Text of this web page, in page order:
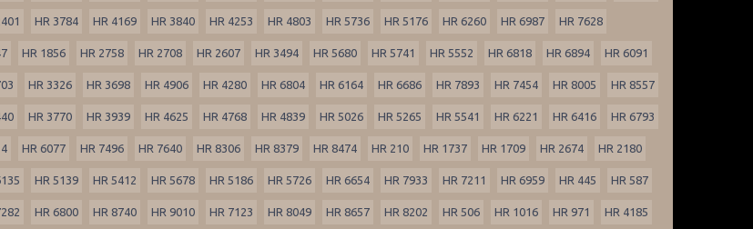
HR 3784 HR 4169 HR 3840 HR 4253 HR 4803 HR 5736 HR 5176 HR 6260 HR 6987 HR 7628
HR 1856 HR 2758 HR 2708 HR 2607 HR 3494 HR 5680 HR 5741 HR 5552 HR 6818 HR 6894 HR 6091
HR 3326 HR 3698 HR 4906 HR 4280 HR 6804 HR 6164 HR 6686 HR 7893 HR 7454 HR 8005 HR 8557
HR 3770 HR 3939 HR 4625 HR 4768 HR 4839 HR 5026 HR 5265 HR 5541 HR 6221 HR 6416 HR 6793
HR 6077 HR 7496 HR 7640 HR 8306 HR 8379 HR 8474 HR 210 HR 1737 HR 1709 HR 2674 HR 2180
HR 5139 HR 5412 HR 5678 HR 5186 HR 5726 HR 6654 HR 7933 HR 7211 HR 6959 HR 445 HR 587
HR 6800 HR 8740 HR 9010 HR 7123 HR 8049 HR 8657 HR 8202 HR 506 HR 1016 HR 971 HR 4185